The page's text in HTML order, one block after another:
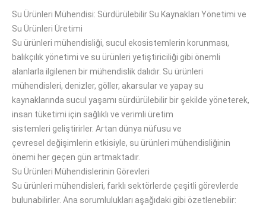
Su Ürünleri Mühendisi: Sürdürülebilir Su Kaynakları Yönetimi ve
Su Ürünleri Üretimi
Su ürünleri mühendisliği, sucul ekosistemlerin korunması,
balıkçılık yönetimi ve su ürünleri yetiştiriciliği gibi önemli
alanlarla ilgilenen bir mühendislik dalıdır. Su ürünleri
mühendisleri, denizler, göller, akarsular ve yapay su
kaynaklarında sucul yaşamı sürdürülebilir bir şekilde yöneterek,
insan tüketimi için sağlıklı ve verimli üretim
sistemleri geliştirirler. Artan dünya nüfusu ve
çevresel değişimlerin etkisiyle, su ürünleri mühendisliğinin
önemi her geçen gün artmaktadır.
Su Ürünleri Mühendislerinin Görevleri
Su ürünleri mühendisleri, farklı sektörlerde çeşitli görevlerde
bulunabilirler. Ana sorumlulukları aşağıdaki gibi özetlenebilir: